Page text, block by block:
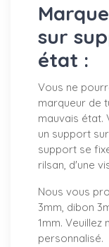
sur
état :
Vous ne
marqueur de
mauvais état.
un support
support se
rilsan, d'une
Nous vous
3mm, dibon
1mm. Veuillez
personnalisé.